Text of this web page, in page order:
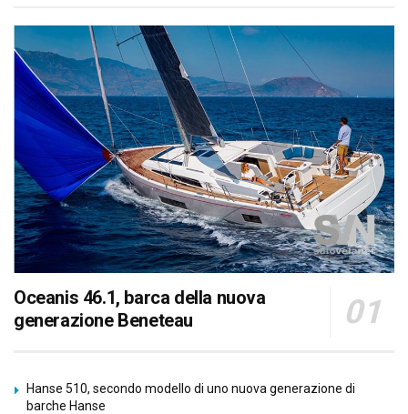
Oceanis 46.1, barca della nuova
generazione Beneteau
Hanse 510, secondo modello di uno nuova generazione di
barche Hanse